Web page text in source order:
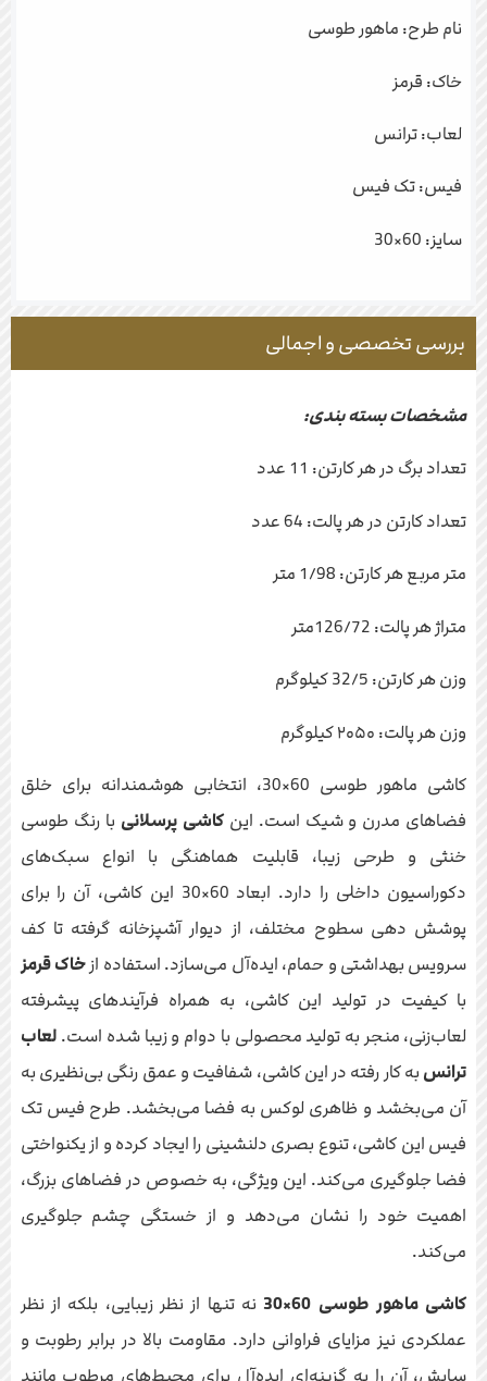
نام طرح: ماهور طوسی
خاک: قرمز
لعاب: ترانس
فیس: تک فیس
سایز: 60×30
بررسی تخصصی و اجمالی
مشخصات بسته بندی:
تعداد برگ در هر کارتن: 11 عدد
تعداد کارتن در هر پالت: 64 عدد
متر مربع هر کارتن: 1/98 متر
متراژ هر پالت: 126/72متر
وزن هر کارتن: 32/5 کیلوگرم
وزن هر پالت: ۲۰۵۰ کیلوگرم
کاشی ماهور طوسی 60×30، انتخابی هوشمندانه برای خلق
فضاهای مدرن و شیک است. اینکاشی پرسلانی با رنگ طوسی
خنثی و طرحی زیبا، قابلیت هماهنگی با انواع سبک‌های
دکوراسیون داخلی را دارد. ابعاد 60×30 این کاشی، آن را برای
پوشش دهی سطوح مختلف، از دیوار آشپزخانه گرفته تا کف
سرویس بهداشتی و حمام، ایده‌آل می‌سازد. استفاده ازخاک قرمز
با کیفیت در تولید این کاشی، به همراه فرآیندهای پیشرفته
لعاب‌زنی، منجر به تولید محصولی با دوام و زیبا شده است. لعاب
ترانس به کار رفته در این کاشی، شفافیت و عمق رنگی بی‌نظیری به
آن می‌بخشد و ظاهری لوکس به فضا می‌بخشد. طرح فیس تک
فیس این کاشی، تنوع بصری دلنشینی را ایجاد کرده و از یکنواختی
فضا جلوگیری می‌کند. این ویژگی، به خصوص در فضاهای بزرگ،
اهمیت خود را نشان می‌دهد و از خستگی چشم جلوگیری
می‌کند.
کاشی ماهور طوسی 60×30
نه تنها از نظر زیبایی، بلکه از نظر
عملکردی نیز مزایای فراوانی دارد. مقاومت بالا در برابر رطوبت و